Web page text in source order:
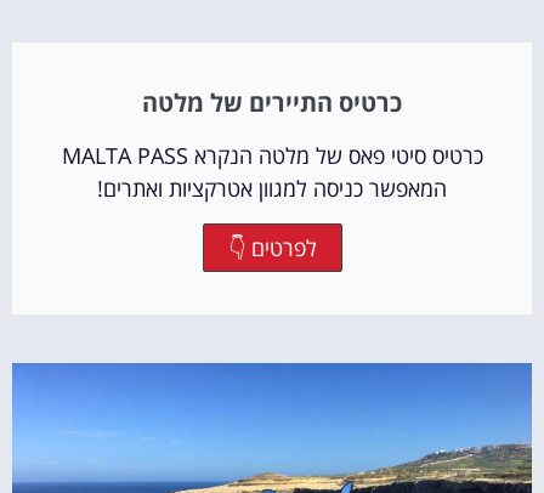
כרטיס התיירים של מלטה
כרטיס סיטי פאס של מלטה הנקרא MALTA PASS
המאפשר כניסה למגוון אטרקציות ואתרים!
לפרטים 👇